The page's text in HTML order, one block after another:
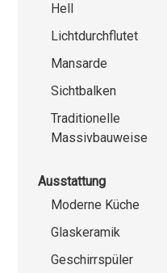
Hell
Lichtdurchflutet
Mansarde
Sichtbalken
Traditionelle
Massivbauweise
Ausstattung
Moderne Küche
Glaskeramik
Geschirrspüler